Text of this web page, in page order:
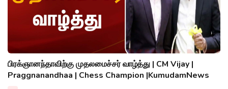
பிரக்ஞானந்தாவிற்கு முதலமைச்சர் வாழ்த்து | CM Vijay |
Praggnanandhaa | Chess Champion |KumudamNews